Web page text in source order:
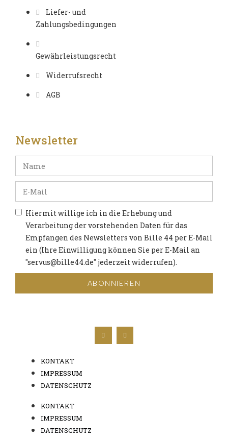
Liefer- und
Zahlungsbedingungen
Gewährleistungsrecht
Widerrufsrecht
AGB
Newsletter
Hiermit willige ich in die Erhebung und
Verarbeitung der vorstehenden Daten für das
Empfangen des Newsletters von Bille 44 per E-Mail
ein (Ihre Einwilligung können Sie per E-Mail an
"servus@bille44.de" jederzeit widerrufen).
ABONNIEREN
KONTAKT
IMPRESSUM
DATENSCHUTZ
KONTAKT
IMPRESSUM
DATENSCHUTZ